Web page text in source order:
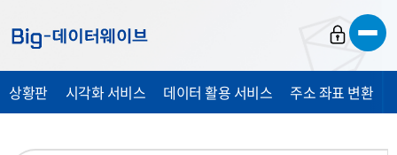
가
가
가
상황판 시각화 서비스 데이터 활용 서비스 주소 좌표 변환